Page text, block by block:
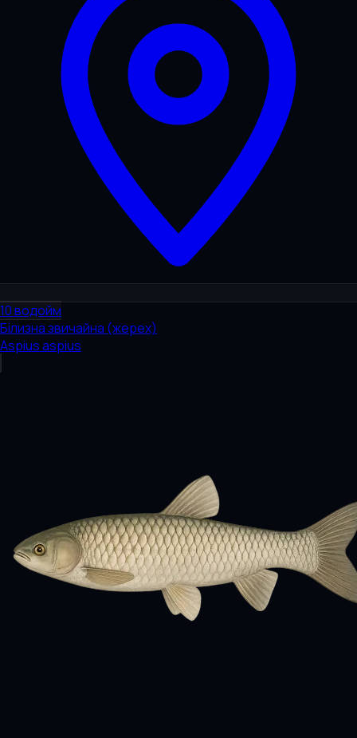
10водойм
Білизна звичайна (жерех)
Aspius aspius